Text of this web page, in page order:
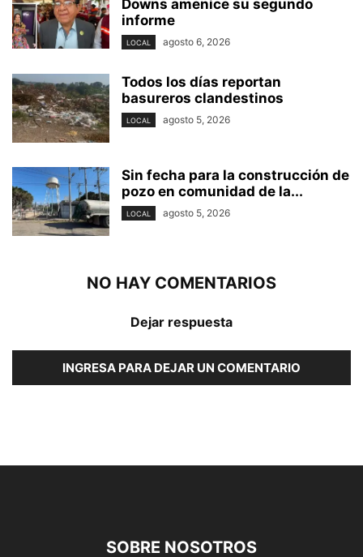
Downs amenice su segundo
informe
LOCAL agosto 6, 2026
Todos los días reportan
basureros clandestinos
LOCAL agosto 5, 2026
Sin fecha para la construcción de
pozo en comunidad de la...
LOCAL agosto 5, 2026
NO HAY COMENTARIOS
Dejar respuesta
INGRESA PARA DEJAR UN COMENTARIO
SOBRE NOSOTROS